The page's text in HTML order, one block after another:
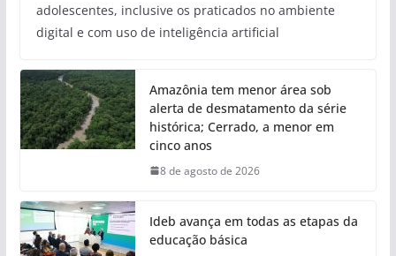
adolescentes, inclusive os praticados no ambiente
digital e com uso de inteligência artificial
Amazônia tem menor área sob
alerta de desmatamento da série
histórica; Cerrado, a menor em
cinco anos
8 de agosto de 2026
Ideb avança em todas as etapas da
educação básica